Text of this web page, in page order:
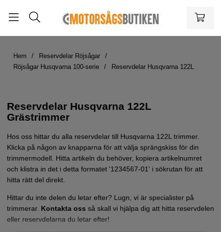
Hem
Reservdelar Röjsågar
Röjsågar Husqvarna 100-serie
Reservdelar Husqvarna 122L
Reservdelar Husqvarna 122L
Grästrimmer
Hos oss hittar du alla reservdelar till Husqvarna 122L trimmer.
Klicka på någon av knapparna för att välja sprängskiss för din
trimmermodell. Hitta artikeln du behöver, kopiera artikelnumret
och klistra in det i detta formatet '1234567-01' i sökrutan för att
hitta rätt del direkt.
Hittar du inte delen du letar efter? Lugn, vi är specialister på
trimmerar. Kontakta oss så skall vi hjälpa dig att hitta reservdelen
eller reservdelarna du letar efter!